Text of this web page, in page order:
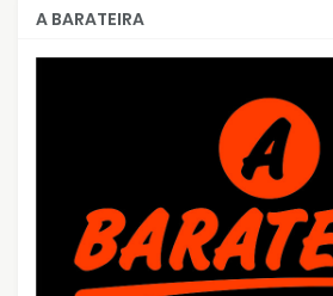
A BARATEIRA